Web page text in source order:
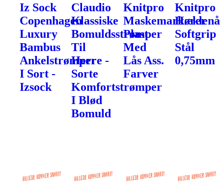
Iz Sock
Copenhagen
Luxury
Bambus
Ankelstrømper
I Sort -
Izsock
Claudio
Klassiske
Bomuldsstrømper
Til
Herre -
Sorte
Komfortstrømper
I Blød
Bomuld
Knitpro
Maskemarkører
Plast
Med
Lås Ass.
Farver
Knitpro
Softgrip
Stål
0,75mm